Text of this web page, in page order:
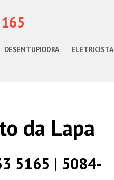
DESENTUPIDORA ELETRICISTA
da Lapa
5165 | 5084-